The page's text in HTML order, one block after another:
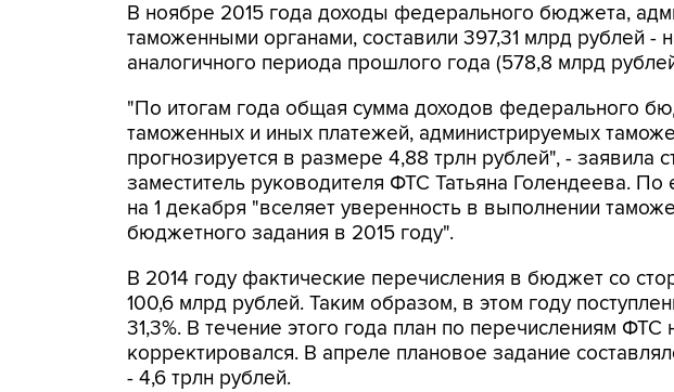
В ноябре 2015 года доходы федерального бюджета,
таможенными органами, составили 397,31 млрд рублей -
аналогичного периода прошлого года (578,8 млрд
"По итогам года общая сумма доходов федерального
таможенных и иных платежей, администрируемых
прогнозируется в размере 4,88 трлн рублей", - заявила
заместитель руководителя ФТС Татьяна Голендеева.
на 1 декабря "вселяет уверенность в выполнении
бюджетного задания в 2015 году".
В 2014 году фактические перечисления в бюджет со
100,6 млрд рублей. Таким образом, в этом году
31,3%. В течение этого года план по перечислениям ФТС
корректировался. В апреле плановое задание
- 4,6 трлн рублей.